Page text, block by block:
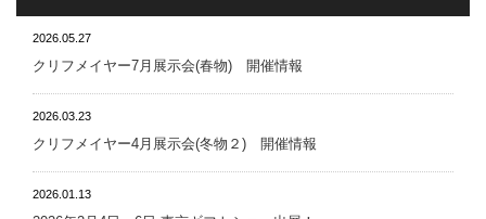
2026.05.27
クリフメイヤー7月展示会(春物) 開催情報
2026.03.23
クリフメイヤー4月展示会(冬物２) 開催情報
2026.01.13